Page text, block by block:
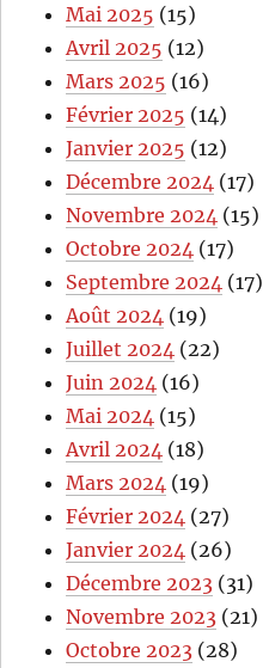
Mai 2025 (15)
Avril 2025 (12)
Mars 2025 (16)
Février 2025 (14)
Janvier 2025 (12)
Décembre 2024 (17)
Novembre 2024 (15)
Octobre 2024 (17)
Septembre 2024 (17)
Août 2024 (19)
Juillet 2024 (22)
Juin 2024 (16)
Mai 2024 (15)
Avril 2024 (18)
Mars 2024 (19)
Février 2024 (27)
Janvier 2024 (26)
Décembre 2023 (31)
Novembre 2023 (21)
Octobre 2023 (28)